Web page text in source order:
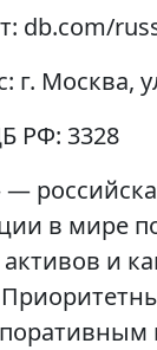
db.com/
г. Москва,
РФ: 3328
в мире
и